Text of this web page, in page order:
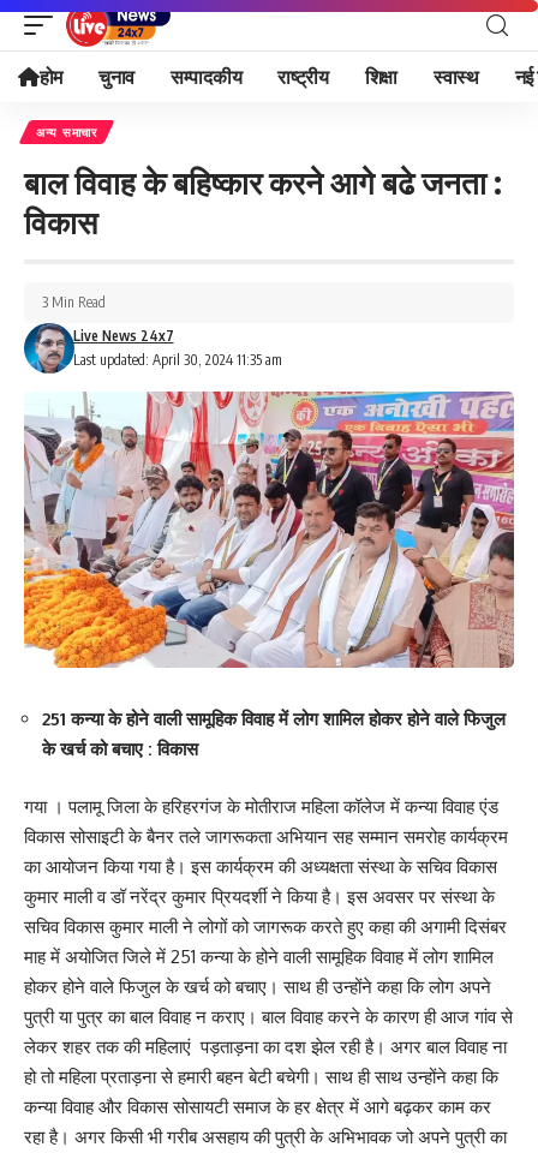
होम चुनाव सम्पादकीय राष्ट्रीय शिक्षा स्वास्थ नई
अन्य समाचार
बाल विवाह के बहिष्कार करने आगे बढे जनता :
विकास
Last updated: April 30, 2024 11:35 am
Live News 24x7
3 Min Read
251 कन्या के होने वाली सामूहिक विवाह में लोग शामिल होकर होने वाले फिजुल
के खर्च को बचाए : विकास
गया । पलामू जिला के हरिहरगंज के मोतीराज महिला कॉलेज में कन्या विवाह एंड
विकास सोसाइटी के बैनर तले जागरूकता अभियान सह सम्मान समरोह कार्यक्रम
का आयोजन किया गया है। इस कार्यक्रम की अध्यक्षता संस्था के सचिव विकास
कुमार माली व डॉ नरेंद्र कुमार प्रियदर्शी ने किया है। इस अवसर पर संस्था के
सचिव विकास कुमार माली ने लोगों को जागरूक करते हुए कहा की अगामी दिसंबर
माह में अयोजित जिले में 251 कन्या के होने वाली सामूहिक विवाह में लोग शामिल
होकर होने वाले फिजुल के खर्च को बचाए। साथ ही उन्होंने कहा कि लोग अपने
पुत्री या पुत्र का बाल विवाह न कराए। बाल विवाह करने के कारण ही आज गांव से
लेकर शहर तक की महिलाएं पड़ताड़ना का दश झेल रही है। अगर बाल विवाह ना
हो तो महिला प्रताड़ना से हमारी बहन बेटी बचेगी। साथ ही साथ उन्होंने कहा कि
कन्या विवाह और विकास सोसायटी समाज के हर क्षेत्र में आगे बढ़कर काम कर
रहा है। अगर किसी भी गरीब असहाय की पुत्री के अभिभावक जो अपने पुत्री का